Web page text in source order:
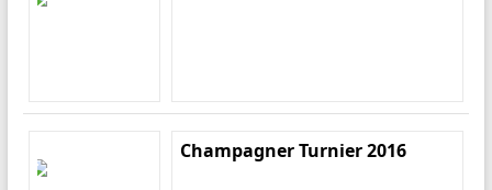
Champagner Turnier 2016